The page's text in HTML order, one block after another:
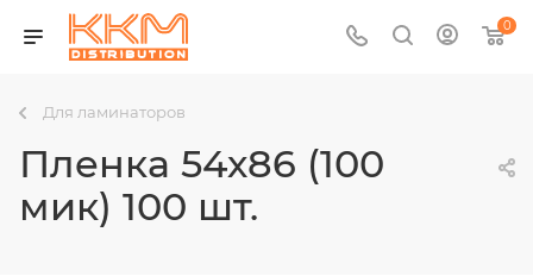
0
Для ламинаторов
Пленка 54х86 (100
мик) 100 шт.